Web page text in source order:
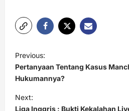
o
s
t
Previous:
Pertanyaan Tentang Kasus
Hukumannya?
Next:
Liga Inggris : Bukti Kekalahan